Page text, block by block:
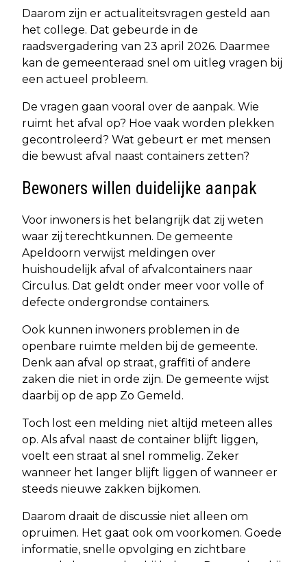
Daarom zijn er actualiteitsvragen gesteld aan
het college. Dat gebeurde in de
raadsvergadering van 23 april 2026. Daarmee
kan de gemeenteraad snel om uitleg vragen bij
een actueel probleem.
De vragen gaan vooral over de aanpak. Wie
ruimt het afval op? Hoe vaak worden plekken
gecontroleerd? Wat gebeurt er met mensen
die bewust afval naast containers zetten?
Bewoners willen duidelijke aanpak
Voor inwoners is het belangrijk dat zij weten
waar zij terechtkunnen. De gemeente
Apeldoorn verwijst meldingen over
huishoudelijk afval of afvalcontainers naar
Circulus. Dat geldt onder meer voor volle of
defecte ondergrondse containers.
Ook kunnen inwoners problemen in de
openbare ruimte melden bij de gemeente.
Denk aan afval op straat, graffiti of andere
zaken die niet in orde zijn. De gemeente wijst
daarbij op de app Zo Gemeld.
Toch lost een melding niet altijd meteen alles
op. Als afval naast de container blijft liggen,
voelt een straat al snel rommelig. Zeker
wanneer het langer blijft liggen of wanneer er
steeds nieuwe zakken bijkomen.
Daarom draait de discussie niet alleen om
opruimen. Het gaat ook om voorkomen. Goede
informatie, snelle opvolging en zichtbare